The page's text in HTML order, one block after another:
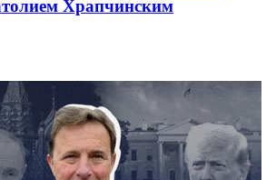
Храпчинским